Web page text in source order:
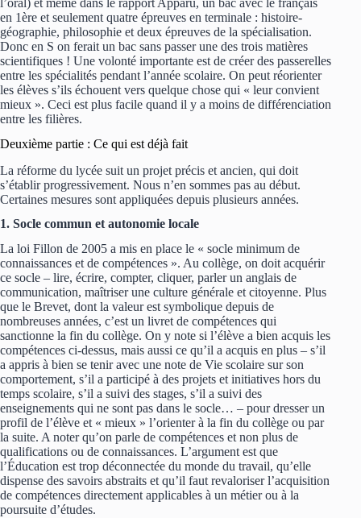
l’oral) et même dans le rapport Apparu, un bac avec le français
en 1ère et seulement quatre épreuves en terminale : histoire-
géographie, philosophie et deux épreuves de la spécialisation.
Donc en S on ferait un bac sans passer une des trois matières
scientifiques ! Une volonté importante est de créer des passerelles
entre les spécialités pendant l’année scolaire. On peut réorienter
les élèves s’ils échouent vers quelque chose qui « leur convient
mieux ». Ceci est plus facile quand il y a moins de différenciation
entre les filières.
Deuxième partie : Ce qui est déjà fait
La réforme du lycée suit un projet précis et ancien, qui doit
s’établir progressivement. Nous n’en sommes pas au début.
Certaines mesures sont appliquées depuis plusieurs années.
1. Socle commun et autonomie locale
La loi Fillon de 2005 a mis en place le « socle minimum de
connaissances et de compétences ». Au collège, on doit acquérir
ce socle – lire, écrire, compter, cliquer, parler un anglais de
communication, maîtriser une culture générale et citoyenne. Plus
que le Brevet, dont la valeur est symbolique depuis de
nombreuses années, c’est un livret de compétences qui
sanctionne la fin du collège. On y note si l’élève a bien acquis les
compétences ci-dessus, mais aussi ce qu’il a acquis en plus – s’il
a appris à bien se tenir avec une note de Vie scolaire sur son
comportement, s’il a participé à des projets et initiatives hors du
temps scolaire, s’il a suivi des stages, s’il a suivi des
enseignements qui ne sont pas dans le socle… – pour dresser un
profil de l’élève et « mieux » l’orienter à la fin du collège ou par
la suite. A noter qu’on parle de compétences et non plus de
qualifications ou de connaissances. L’argument est que
l’Éducation est trop déconnectée du monde du travail, qu’elle
dispense des savoirs abstraits et qu’il faut revaloriser l’acquisition
de compétences directement applicables à un métier ou à la
poursuite d’études.